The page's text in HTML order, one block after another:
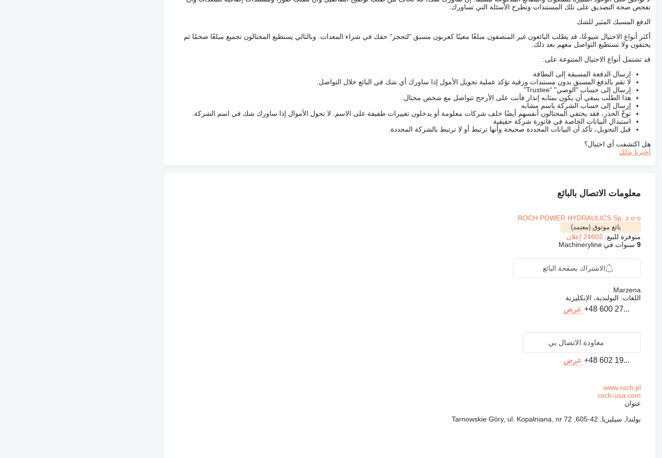
تفحص صحة التصديق على تلك المستندات وتطرح الأسئلة التي تساورك.
الدفع المسبك المثير للشك
أكثر أنواع الاحتيال شيوعًا، قد يطلب البائعون غير المنصفون مبلغًا معينًا كعربون مسبق "لتحجز" حقك في شراء المعدات. وبالتالي يستطيع المحتالون تجميع مبلغًا ضخمًا ثم
يختفون ولا تستطيع التواصل معهم بعد ذلك.
قد تشتمل أنواع الاحتيال المتنوعة على:
إرسال الدفعة المسبقة إلى البطاقة
لا تقم بالدفع المسبق بدون مستندات ورقية تؤكد عملية تحويل الأمول إذا ساورك أي شك في البائع خلال التواصل.
إرسال إلى حساب "الوصي" “Trustee”
هذا الطلب ينبغي أن يكون بمثابه إنذار فأنت على الأرجح تتواصل مع شخص محتال.
إرسال إلى حساب الشركة باسم مشابه
توخّ الحذر، فقد يختفي المحتالون أنفسهم أيضًا خلف شركات معلومة أو يدخلون تغييرات طفيفة على الاسم. لا تحول الأموال إذا ساورك شك في اسم الشركة.
استبدال البيانات الخاصة في فاتورة شركة حقيقية
قبل التحويل، تأكد أن البيانات المحددة صحيحة وأنها ترتبط أو لا ترتبط بالشركة المحددة.
هل اكتشفت أي احتيال؟
أخبرنا بذلك
معلومات الاتصال بالبائع
ROCH POWER HYDRAULICS Sp. z o.o.
بائع موثوق (معتمد)
متوفرة للبيع: 24602 إعلان
9سنوات في Machineryline
الاشتراك بصفحة البائع
Marzena
اللغات: البولندية، الإنكليزية
+48 600 27... عرض
معاودة الاتصال بي
+48 602 19... عرض
www.roch.pl
roch-usa.com
عنوان
بولندا, سيليزيا, 42-605, Tarnowskie Góry, ul. Kopalniana, nr 72